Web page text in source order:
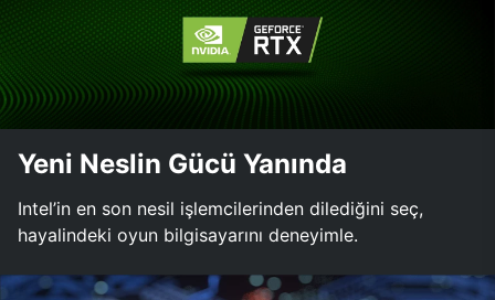
Yeni Neslin Gücü Yanında
Intel’in en son nesil işlemcilerinden dilediğini seç,
hayalindeki oyun bilgisayarını deneyimle.